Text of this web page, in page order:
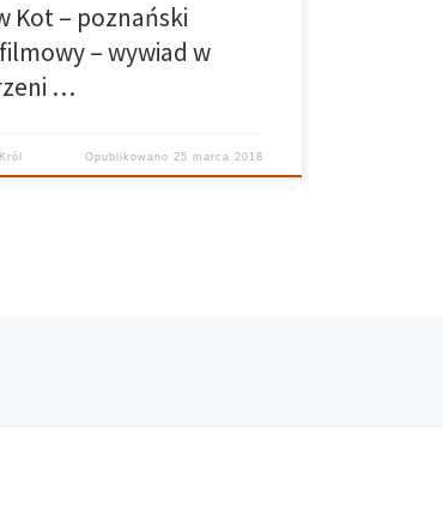
Kot – poznański
– wywiad w
…
Opublikowano 25 marca 2018